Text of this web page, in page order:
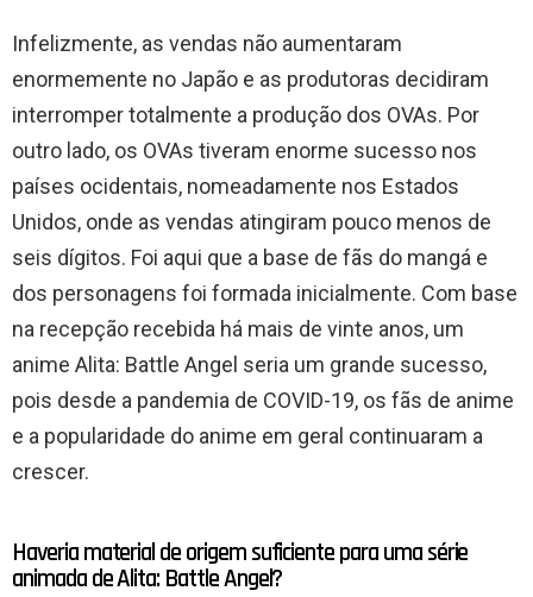
Infelizmente, as vendas não aumentaram
enormemente no Japão e as produtoras decidiram
interromper totalmente a produção dos OVAs. Por
outro lado, os OVAs tiveram enorme sucesso nos
países ocidentais, nomeadamente nos Estados
Unidos, onde as vendas atingiram pouco menos de
seis dígitos. Foi aqui que a base de fãs do mangá e
dos personagens foi formada inicialmente. Com base
na recepção recebida há mais de vinte anos, um
anime Alita: Battle Angel seria um grande sucesso,
pois desde a pandemia de COVID-19, os fãs de anime
e a popularidade do anime em geral continuaram a
crescer.
Haveria material de origem suficiente para uma série
animada de Alita: Battle Angel?